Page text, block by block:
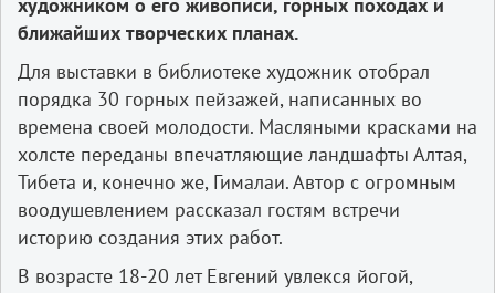
художником о его живописи, горных походах и
ближайших творческих планах.
Для выставки в библиотеке художник отобрал
порядка 30 горных пейзажей, написанных во
времена своей молодости. Масляными красками на
холсте переданы впечатляющие ландшафты Алтая,
Тибета и, конечно же, Гималаи. Автор с огромным
воодушевлением рассказал гостям встречи
историю создания этих работ.
В возрасте 18-20 лет Евгений увлекся йогой,